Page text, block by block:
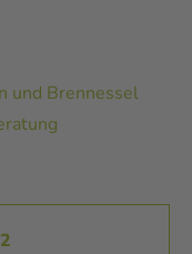
und Brennessel